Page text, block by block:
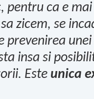
pentru ca e
zicem, se
prevenirea
insa si
Este unica